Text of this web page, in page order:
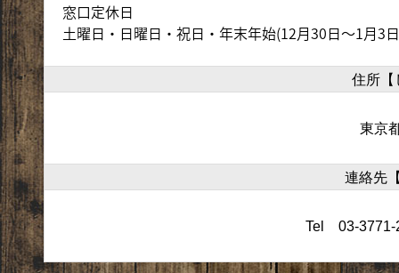
窓口定休日
土曜日・日曜日・祝日・年末年始(12月30日～1月3
住所【
東京
連絡先
Tel 03-